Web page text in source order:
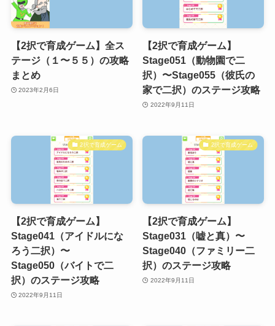
【2択で育成ゲーム】全ス
テージ（１〜５５）の攻略
まとめ
2023年2月6日
【2択で育成ゲーム】
Stage051（動物園で二
択）〜Stage055（彼氏の
家で二択）のステージ攻略
2022年9月11日
2択で育成ゲーム
【2択で育成ゲーム】
Stage041（アイドルにな
ろう二択）〜
Stage050（バイトで二
択）のステージ攻略
2022年9月11日
2択で育成ゲーム
【2択で育成ゲーム】
Stage031（嘘と真）〜
Stage040（ファミリー二
択）のステージ攻略
2022年9月11日